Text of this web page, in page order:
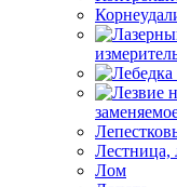
Лестница,
Лом